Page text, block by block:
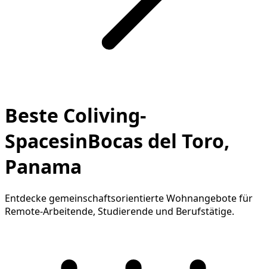
Beste Coliving-
SpacesinBocas del Toro,
Panama
Entdecke gemeinschaftsorientierte Wohnangebote für
Remote-Arbeitende, Studierende und Berufstätige.